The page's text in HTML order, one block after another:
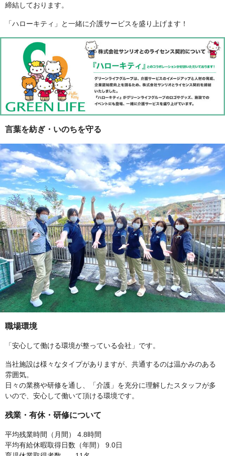
締結しております。
「ハローキティ」と一緒に介護サービスを盛り上げます！
言葉を紡ぎ・いのちを守る
職場環境
「安心して働ける環境が整っている会社」です。
当社施設は様々なタイプがありますが、共通するのは温かみのある
雰囲気。
日々の業務や研修を通し、「介護」を充分に理解したスタッフが多
いので、安心して働いて頂ける環境です。
残業・有休・研修について
平均残業時間（月間） 4.8時間
平均有給休暇取得日数（年間） 9.0日